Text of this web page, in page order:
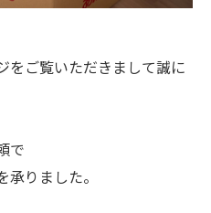
をご覧いただきまして誠に
で
りました。